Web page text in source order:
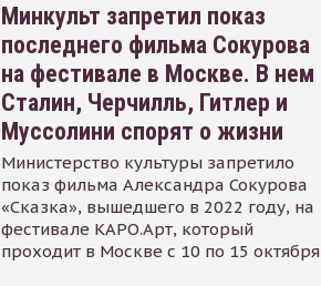
Минкульт запретил показ
последнего фильма Сокурова
на фестивале в Москве. В нем
Сталин, Черчилль, Гитлер и
Муссолини спорят о жизни
Министерство культуры запретило
показ фильма Александра Сокурова
«Сказка», вышедшего в 2022 году, на
фестивале КАРО.Арт, который
проходит в Москве с 10 по 15 октября